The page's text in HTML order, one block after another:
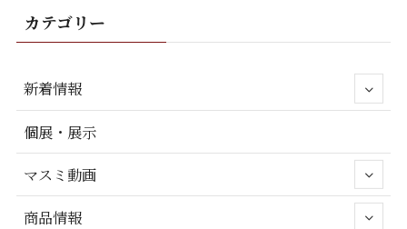
カテゴリー
新着情報
個展・展示
マスミ動画
商品情報